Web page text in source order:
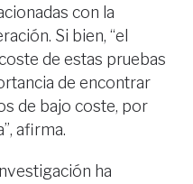
con la
Si bien, “el
de estas pruebas
de encontrar
de bajo coste, por
afirma.
ha